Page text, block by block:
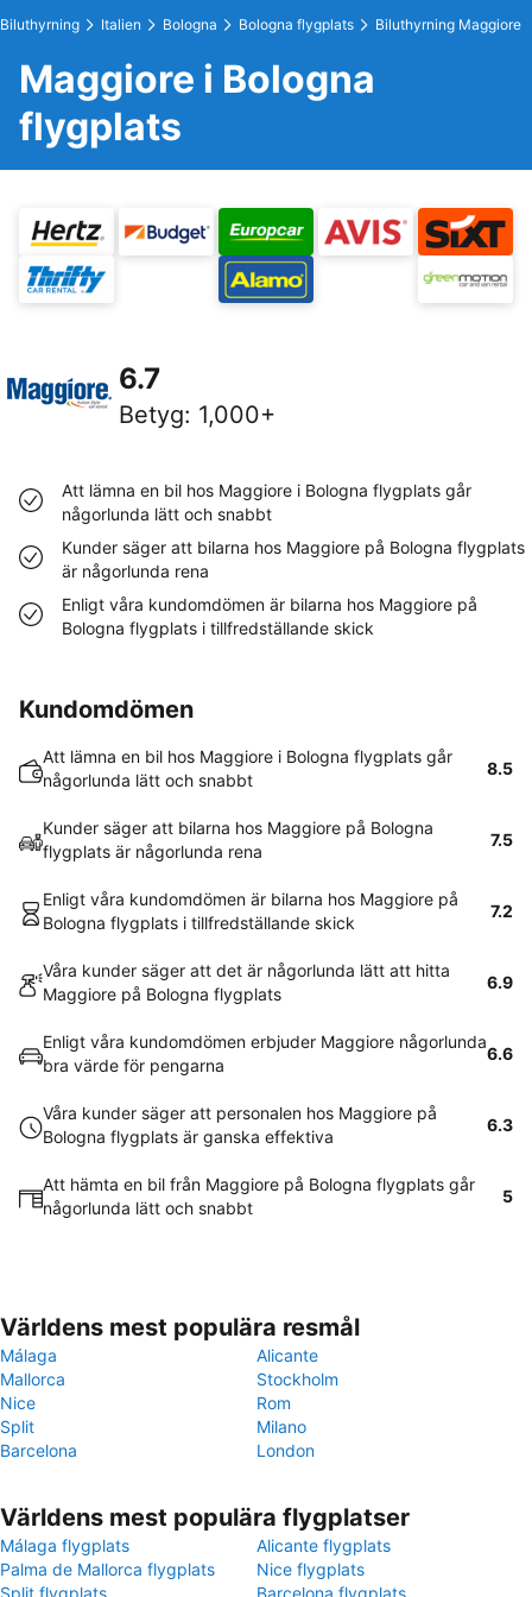
Biluthyrning Italien Bologna Bologna flygplats Biluthyrning Maggiore
Maggiore i Bologna
flygplats
6.7
Betyg: 1,000+
Att lämna en bil hos Maggiore i Bologna flygplats går
någorlunda lätt och snabbt
Kunder säger att bilarna hos Maggiore på Bologna flygplats
är någorlunda rena
Enligt våra kundomdömen är bilarna hos Maggiore på
Bologna flygplats i tillfredställande skick
Kundomdömen
Att lämna en bil hos Maggiore i Bologna flygplats går
någorlunda lätt och snabbt
8.5
Kunder säger att bilarna hos Maggiore på Bologna
flygplats är någorlunda rena
7.5
Enligt våra kundomdömen är bilarna hos Maggiore på
Bologna flygplats i tillfredställande skick
7.2
Våra kunder säger att det är någorlunda lätt att hitta
Maggiore på Bologna flygplats
6.9
Enligt våra kundomdömen erbjuder Maggiore någorlunda
bra värde för pengarna
6.6
Våra kunder säger att personalen hos Maggiore på
Bologna flygplats är ganska effektiva
6.3
Att hämta en bil från Maggiore på Bologna flygplats går
någorlunda lätt och snabbt
5
Världens mest populära resmål
Málaga
Alicante
Mallorca
Stockholm
Nice
Rom
Split
Milano
Barcelona
London
Världens mest populära flygplatser
Málaga flygplats
Alicante flygplats
Palma de Mallorca flygplats
Nice flygplats
Split flygplats
Barcelona flygplats